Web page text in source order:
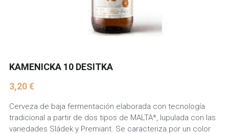
KAMENICKA 10 DESITKA
3,20 €
Cerveza de baja fermentación elaborada con tecnología
tradicional a partir de dos tipos de MALTA*, lupulada con las
variedades Sládek y Premiant. Se caracteriza por un color